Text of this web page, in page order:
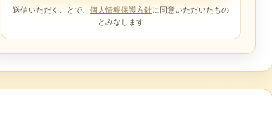
送信いただくことで、 個人情報保護方針に同意いただいたもの
とみなします